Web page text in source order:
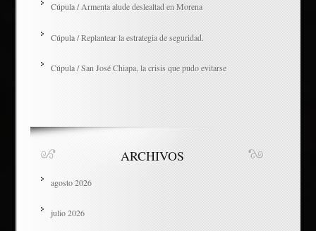
Cúpula / Armenta alude deslealtad en Morena
Cúpula / Replantear la estrategia de seguridad.
Cúpula / San José Chiapa, la crisis que pudo evitarse
ARCHIVOS
agosto 2026
julio 2026